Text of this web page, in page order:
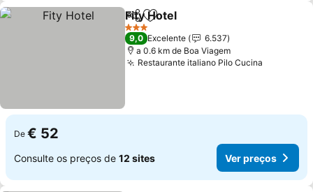
PartilharAdicionar aos favoritos
Fity Hotel
3 Estrelas
9,0 Excelente
6.537
a 0.6 km de Boa Viagem
Restaurante italiano Pilo Cucina
De € 52
Consulte os preços de 12 sites Ver preços